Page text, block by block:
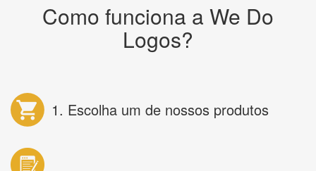
Como funciona a We Do
Logos?
1. Escolha um de nossos produtos